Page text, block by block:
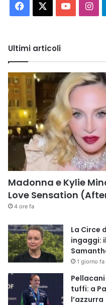
Facebook You
Ultimi articoli
Madonna e Kylie
Love Sensation
4 ore fa
La Circe
ingaggi:
1 giorno fa
Pellacani
tuffi: a
l’azzurra